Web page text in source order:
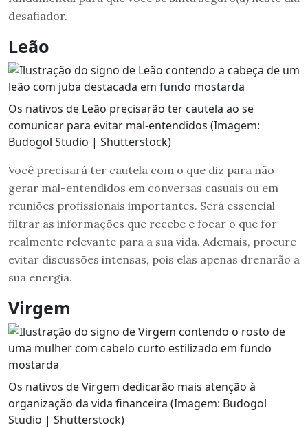
desafiador.
Leão
Os nativos de Leão precisarão ter cautela ao se
comunicar para evitar mal-entendidos (Imagem:
Budogol Studio | Shutterstock)
Você precisará ter cautela com o que diz para não
gerar mal-entendidos em conversas casuais ou em
reuniões profissionais importantes. Será essencial
filtrar as informações que recebe e focar o que for
realmente relevante para a sua vida. Ademais, procure
evitar discussões intensas, pois elas apenas drenarão a
sua energia.
Virgem
Os nativos de Virgem dedicarão mais atenção à
organização da vida financeira (Imagem: Budogol
Studio | Shutterstock)